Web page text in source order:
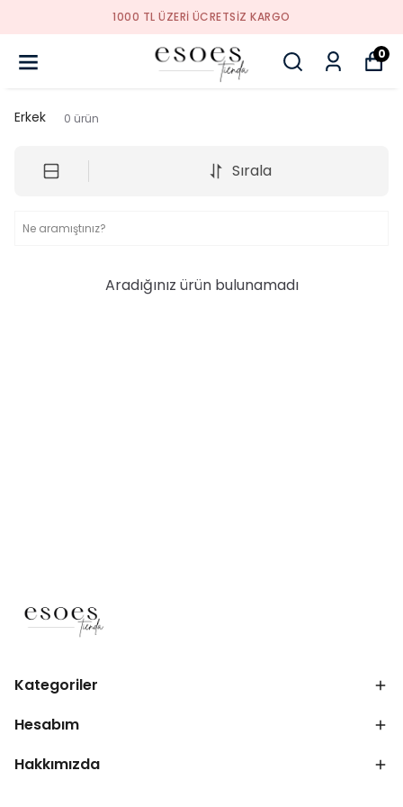
1000 TL ÜZERI ÜCRETSIZ KARGO
0
Erkek 0 ürün
Sırala
Aradığınız ürün bulunamadı
Kategoriler
Hesabım
Hakkımızda